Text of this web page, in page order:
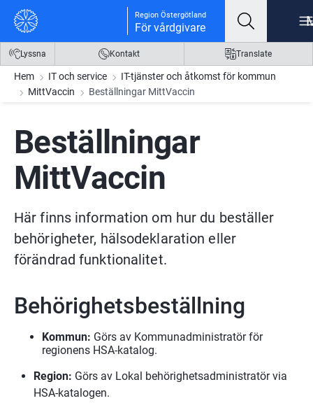
Gå till innehåll
Gå till meny
Gå till sidfot Region Östergötland
För vårdgivare
Lyssna Kontakt Translate
Hem IT och service
IT-tjänster och åtkomst för kommun
MittVaccin
Beställningar MittVaccin
Beställningar
MittVaccin
Här finns information om hur du beställer
behörigheter, hälsodeklaration eller
förändrad funktionalitet.
Behörighetsbeställning
Kommun: Görs av Kommunadministratör för
regionens HSA-katalog.
Region: Görs av Lokal behörighetsadministratör via
HSA-katalogen.